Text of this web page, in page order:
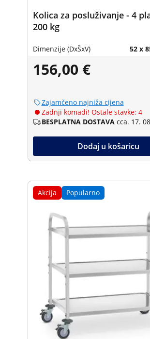
Kolica za posluživanje - 4
200 kg
Dimenzije (DxŠxV) 52 x
156,00 €
Zajamčeno najniža cijena
Zadnji komadi! Ostale stavke: 4
BESPLATNA DOSTAVA cca. 17.
Dodaj u košaricu
Akcija Popularno